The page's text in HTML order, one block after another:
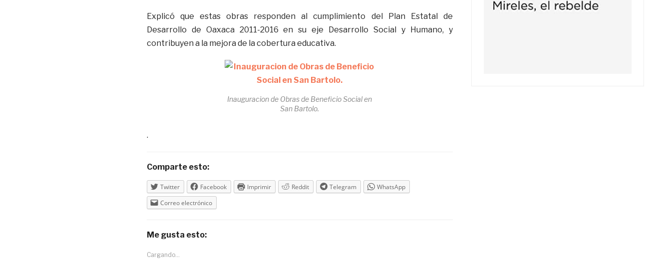
Explicó que estas obras responden al cumplimiento del Plan Estatal de
Desarrollo de Oaxaca 2011-2016 en su eje Desarrollo Social y Humano, y
contribuyen a la mejora de la cobertura educativa.
Inauguracion de Obras de Beneficio Social en
San Bartolo.
.
Comparte esto:
Twitter Facebook Imprimir Reddit Telegram
WhatsApp
Correo electrónico
Me gusta esto:
Cargando...